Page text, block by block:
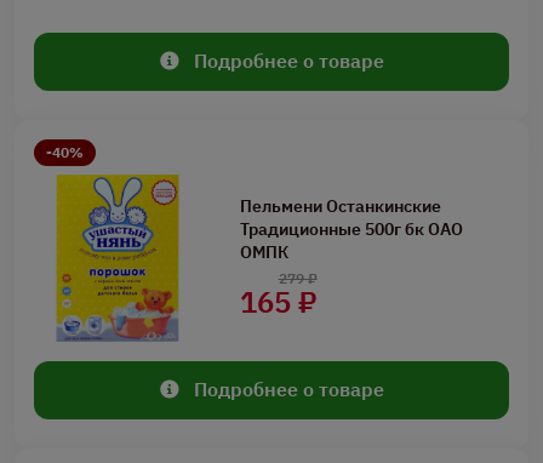
Подробнее о товаре
-40%
Пельмени Останкинские
Традиционные 500г бк ОАО
ОМПК
165 ₽
279 ₽
Подробнее о товаре